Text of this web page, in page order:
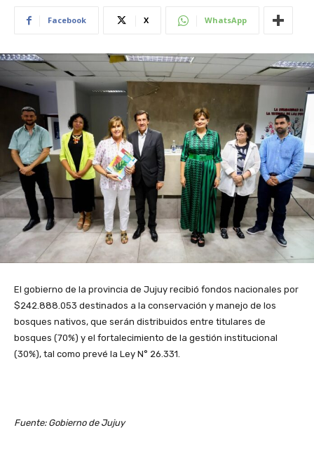
Facebook X WhatsApp
El gobierno de la provincia de Jujuy recibió fondos nacionales por
$242.888.053 destinados a la conservación y manejo de los
bosques nativos, que serán distribuidos entre titulares de
bosques (70%) y el fortalecimiento de la gestión institucional
(30%), tal como prevé la Ley N° 26.331.
Fuente: Gobierno de Jujuy